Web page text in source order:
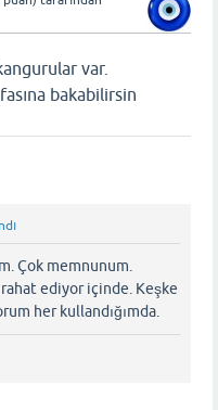
var.
bakabilirsin
Çok memnunum.
rahat ediyor içinde. Keşke
her kullandığımda.